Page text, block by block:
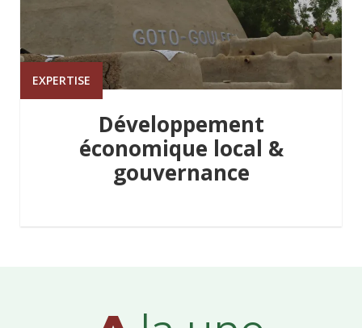
EXPERTISE
Développement
économique local &
gouvernance